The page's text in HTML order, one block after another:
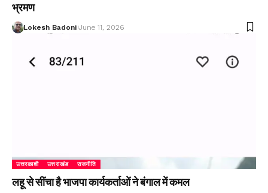
भ्रमण
Lokesh Badoni June 11, 2026
उत्तरकाशी उत्तराखंड राजनीति
लहू से सींचा है भाजपा कार्यकर्ताओं ने बंगाल में कमल